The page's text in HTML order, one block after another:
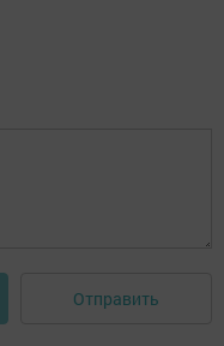
Отправить